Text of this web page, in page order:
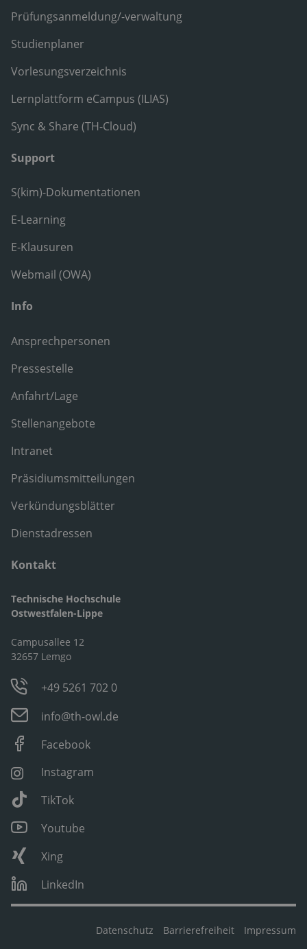
Prüfungsanmeldung/-verwaltung
Studienplaner
Vorlesungsverzeichnis
Lernplattform eCampus (ILIAS)
Sync & Share (TH-Cloud)
Support
S(kim)-Dokumentationen
E-Learning
E-Klausuren
Webmail (OWA)
Info
Ansprechpersonen
Pressestelle
Anfahrt/Lage
Stellenangebote
Intranet
Präsidiumsmitteilungen
Verkündungsblätter
Dienstadressen
Kontakt
Technische Hochschule
Ostwestfalen-Lippe
Campusallee 12
32657 Lemgo
+49 5261 702 0
info@th-owl.de
Facebook
Instagram
TikTok
Youtube
Xing
LinkedIn
Datenschutz Barrierefreiheit Impressum